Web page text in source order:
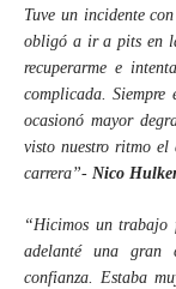
Tuve un incidente
obligó a ir a pits en
recuperarme e
complicada.
ocasionó mayor
visto nuestro ritmo
carrera”- Nico
“Hicimos un trabajo
adelanté una gran
confianza. Estaba